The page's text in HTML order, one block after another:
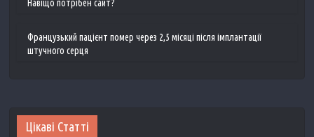
Навіщо потрібен сайт?
Французький пацієнт помер через 2,5 місяці після імплантації
штучного серця
Цікаві Статті